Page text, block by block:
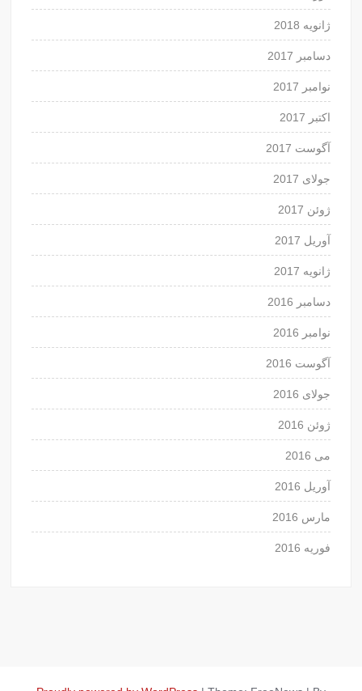
ژانویه 2018
دسامبر 2017
نوامبر 2017
اکتبر 2017
آگوست 2017
جولای 2017
ژوئن 2017
آوریل 2017
ژانویه 2017
دسامبر 2016
نوامبر 2016
آگوست 2016
جولای 2016
ژوئن 2016
می 2016
آوریل 2016
مارس 2016
فوریه 2016